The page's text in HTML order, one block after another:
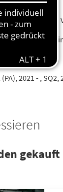
vermindert ein
2021 - , SQ2,
gekauft